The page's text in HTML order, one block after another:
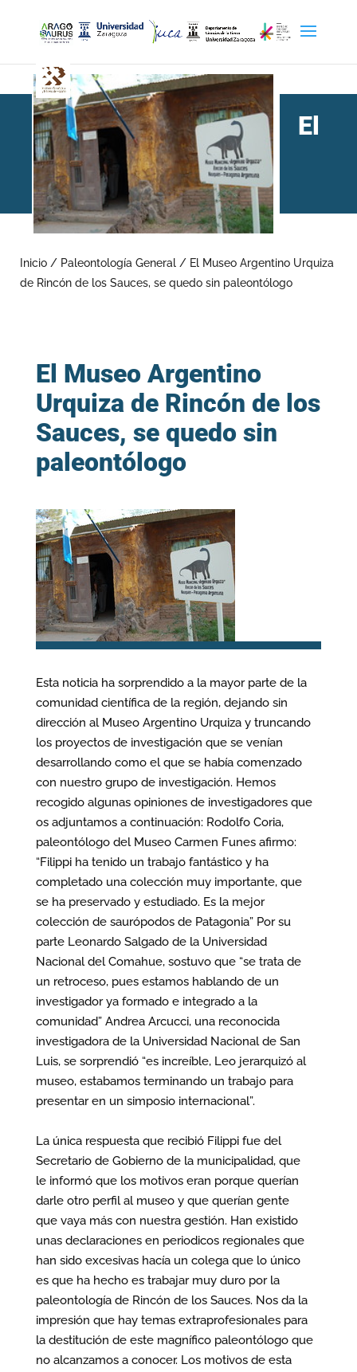
El
de Rincón de los Sauces,
se quedo sin paleontólogo
Inicio / Paleontología General / El Museo Argentino Urquiza
de Rincón de los Sauces, se quedo sin paleontólogo
El Museo Argentino
Urquiza de Rincón de los
Sauces, se quedo sin
paleontólogo
Esta noticia ha sorprendido a la mayor parte de la
comunidad científica de la región, dejando sin
dirección al Museo Argentino Urquiza y truncando
los proyectos de investigación que se venían
desarrollando como el que se había comenzado
con nuestro grupo de investigación. Hemos
recogido algunas opiniones de investigadores que
os adjuntamos a continuación: Rodolfo Coria,
paleontólogo del Museo Carmen Funes afirmo:
“Filippi ha tenido un trabajo fantástico y ha
completado una colección muy importante, que
se ha preservado y estudiado. Es la mejor
colección de saurópodos de Patagonia” Por su
parte Leonardo Salgado de la Universidad
Nacional del Comahue, sostuvo que “se trata de
un retroceso, pues estamos hablando de un
investigador ya formado e integrado a la
comunidad” Andrea Arcucci, una reconocida
investigadora de la Universidad Nacional de San
Luis, se sorprendió “es increíble, Leo jerarquizó al
museo, estabamos terminando un trabajo para
presentar en un simposio internacional”.
La única respuesta que recibió Filippi fue del
Secretario de Gobierno de la municipalidad, que
le informó que los motivos eran porque querían
darle otro perfil al museo y que querían gente
que vaya más con nuestra gestión. Han existido
unas declaraciones en periodicos regionales que
han sido excesivas hacía un colega que lo único
es que ha hecho es trabajar muy duro por la
paleontología de Rincón de los Sauces. Nos da la
impresión que hay temas extraprofesionales para
la destitución de este magnífico paleontólogo que
no alcanzamos a conocer. Los motivos de esta